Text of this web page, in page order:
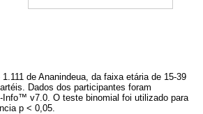
de Ananindeua, da faixa etária de 15-39
Dados dos participantes foram
Info™ v7.0. O teste binomial foi utilizado para
p < 0,05.